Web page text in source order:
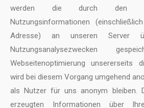
werden die durch den
Nutzungsinformationen
Adresse) an unseren Server
Nutzungsanalysezwecken
Webseitenoptimierung unsererseits
wird bei diesem Vorgang umgehend
als Nutzer für uns anonym bleiben.
erzeugten Informationen über